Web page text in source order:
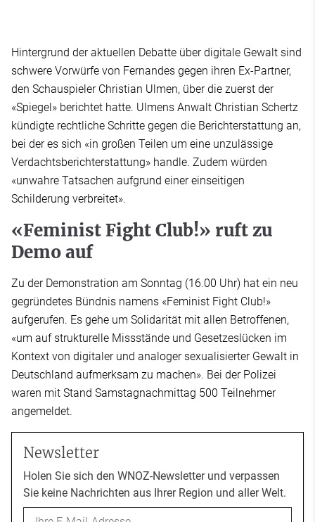
Hintergrund der aktuellen Debatte über digitale Gewalt sind
schwere Vorwürfe von Fernandes gegen ihren Ex-Partner,
den Schauspieler Christian Ulmen, über die zuerst der
«Spiegel» berichtet hatte. Ulmens Anwalt Christian Schertz
kündigte rechtliche Schritte gegen die Berichterstattung an,
bei der es sich «in großen Teilen um eine unzulässige
Verdachtsberichterstattung» handle. Zudem würden
«unwahre Tatsachen aufgrund einer einseitigen
Schilderung verbreitet».
«Feminist Fight Club!» ruft zu
Demo auf
Zu der Demonstration am Sonntag (16.00 Uhr) hat ein neu
gegründetes Bündnis namens «Feminist Fight Club!»
aufgerufen. Es gehe um Solidarität mit allen Betroffenen,
«um auf strukturelle Missstände und Gesetzeslücken im
Kontext von digitaler und analoger sexualisierter Gewalt in
Deutschland aufmerksam zu machen». Bei der Polizei
waren mit Stand Samstagnachmittag 500 Teilnehmer
angemeldet.
Newsletter
Holen Sie sich den WNOZ-Newsletter und verpassen
Sie keine Nachrichten aus Ihrer Region und aller Welt.
Email